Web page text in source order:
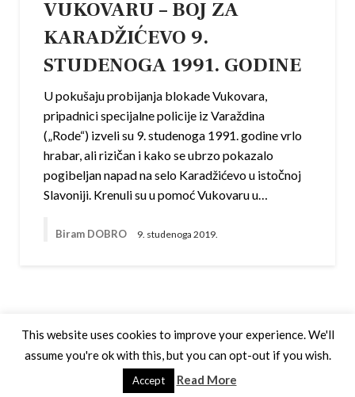
VUKOVARU – BOJ ZA
KARADŽIĆEVO 9.
STUDENOGA 1991. GODINE
U pokušaju probijanja blokade Vukovara,
pripadnici specijalne policije iz Varaždina
(„Rode“) izveli su 9. studenoga 1991. godine vrlo
hrabar, ali rizičan i kako se ubrzo pokazalo
pogibeljan napad na selo Karadžićevo u istočnoj
Slavoniji. Krenuli su u pomoć Vukovaru u…
Biram DOBRO 9. studenoga 2019.
Theme by Silk Themes
This website uses cookies to improve your experience. We'll
assume you're ok with this, but you can opt-out if you wish.
Accept Read More